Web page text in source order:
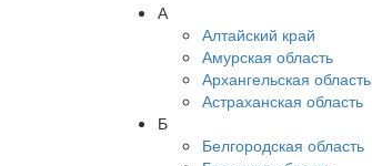
А
Алтайский край
Амурская область
Архангельская область
Астраханская область
Б
Белгородская область